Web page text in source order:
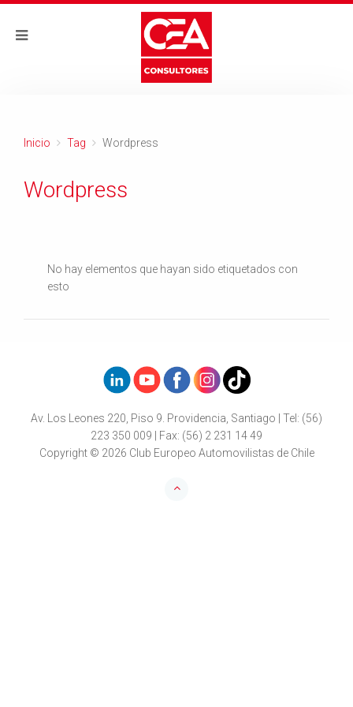
Inicio Tag Wordpress
Wordpress
No hay elementos que hayan sido etiquetados con
esto
Av. Los Leones 220, Piso 9. Providencia, Santiago | Tel: (56)
223 350 009 | Fax: (56) 2 231 14 49
Copyright © 2026 Club Europeo Automovilistas de Chile